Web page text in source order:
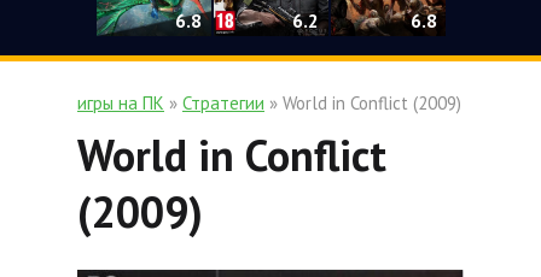
6.8 6.2 6.8
игры на ПК » Стратегии » World in Conflict (2009)
World in Conflict
(2009)